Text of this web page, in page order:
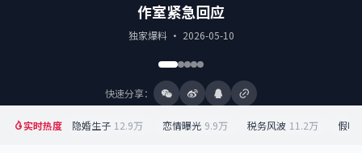
作室紧急回应
独家爆料 · 2026-05-10
快速分享：
实时热度 隐婚生子 12.9万 恋情曝光 9.9万 税务风波 11.2万 假唱